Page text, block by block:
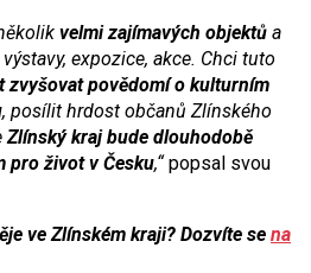
velmi zajímavých objektů a
expozice, akce. Chci tuto
zvyšovat povědomí o kulturním
, posílit hrdost občanů Zlínského
Zlínský kraj bude dlouhodobě
pro život v Česku,“popsal svou
ve Zlínském kraji? Dozvíte se na